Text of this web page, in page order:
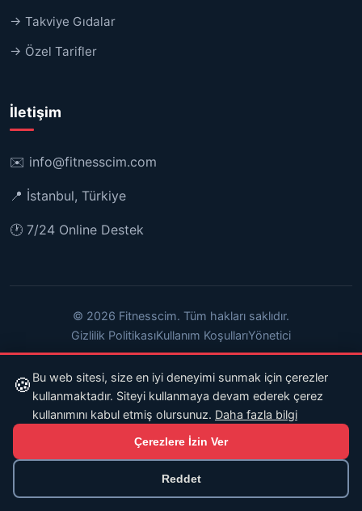
→ Takviye Gıdalar
→ Özel Tarifler
İletişim
✉️ info@fitnesscim.com
📍 İstanbul, Türkiye
🕐 7/24 Online Destek
© 2026 Fitnesscim. Tüm hakları saklıdır.
Gizlilik PolitikasıKullanım KoşullarıYönetici
🍪 Bu web sitesi, size en iyi deneyimi sunmak için çerezler
kullanmaktadır. Siteyi kullanmaya devam ederek çerez
kullanımını kabul etmiş olursunuz. Daha fazla bilgi
Çerezlere İzin Ver
Reddet